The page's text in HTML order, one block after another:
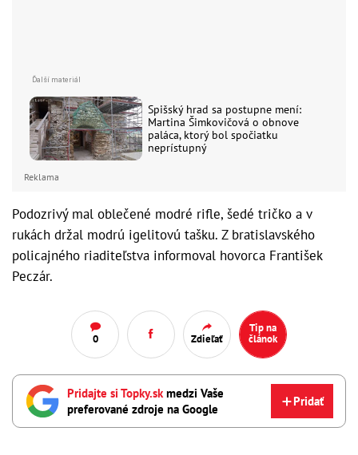
Spišský hrad sa postupne mení:
Martina Šimkovičová o obnove
paláca, ktorý bol spočiatku
neprístupný
Reklama
Podozrivý mal oblečené modré rifle, šedé tričko a v
rukách držal modrú igelitovú tašku. Z bratislavského
policajného riaditeľstva informoval hovorca František
Peczár.
0 Zdieľať
Tip na
článok
Pridajte si Topky.sk medzi Vaše
preferované zdroje na Google
Pridať